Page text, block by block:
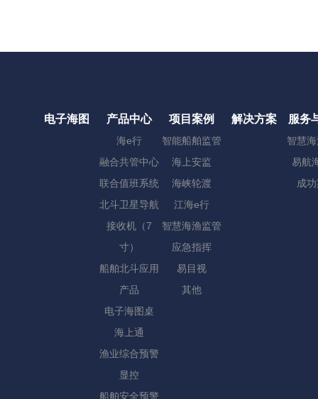
电子海图 产品中心
海e行
融合共管中心
联合值班系统
北斗卫星导航
接收机（7
寸）
船舶北斗应用
产品
电子海图桌
海上通
渔业综合预警
显控
船舶安全预警
项目案例
智能船舶监管
海上安监
海峡轮渡
江海e行
智慧海渔监管
应急指挥
易目视
其他
解决方案 服务
智慧
易航
成